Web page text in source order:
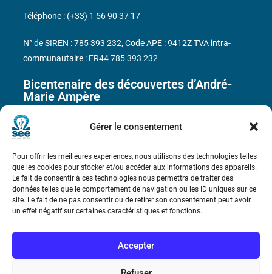
Gérer le consentement
Pour offrir les meilleures expériences, nous utilisons des technologies telles
que les cookies pour stocker et/ou accéder aux informations des appareils.
Le fait de consentir à ces technologies nous permettra de traiter des
données telles que le comportement de navigation ou les ID uniques sur ce
site. Le fait de ne pas consentir ou de retirer son consentement peut avoir
un effet négatif sur certaines caractéristiques et fonctions.
Accepter
Bicentenaire des découvertes d’André-
Marie Ampère
Conditions Générales de Vente
Mentions légales
Contact
Téléphone : (+33) 1 56 90 37 17
N° de SIREN : 785 393 232, Code APE : 9412Z TVA intra-
communautaire : FR44 785 393 232